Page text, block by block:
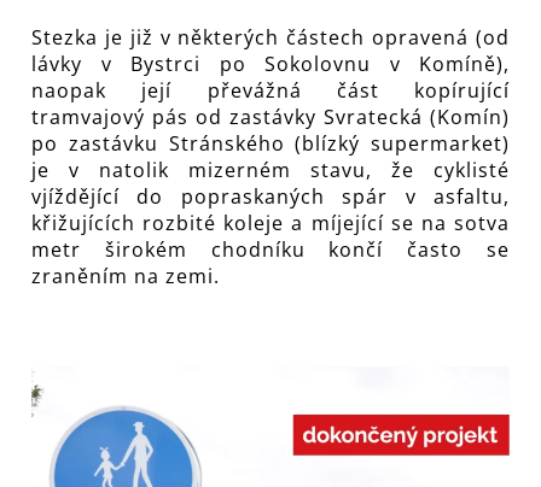
Stezka je již v některých částech opravená (od
lávky v Bystrci po Sokolovnu v Komíně),
naopak její převážná část kopírující
tramvajový pás od zastávky Svratecká (Komín)
po zastávku Stránského (blízký supermarket)
je v natolik mizerném stavu, že cyklisté
vjíždějící do popraskaných spár v asfaltu,
křižujících rozbité koleje a míjející se na sotva
metr širokém chodníku končí často se
zraněním na zemi.